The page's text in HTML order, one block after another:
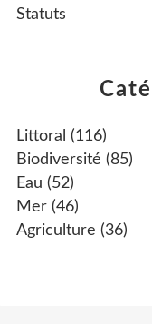
Littoral (116)
Biodiversité (85)
Eau (52)
Mer (46)
Agriculture (36)
Statuts